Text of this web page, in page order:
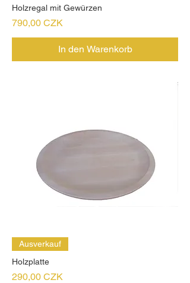
Holzregal mit Gewürzen
Preis
790,00 CZK
In den Warenkorb
Ausverkauf
Holzplatte
Preis
290,00 CZK